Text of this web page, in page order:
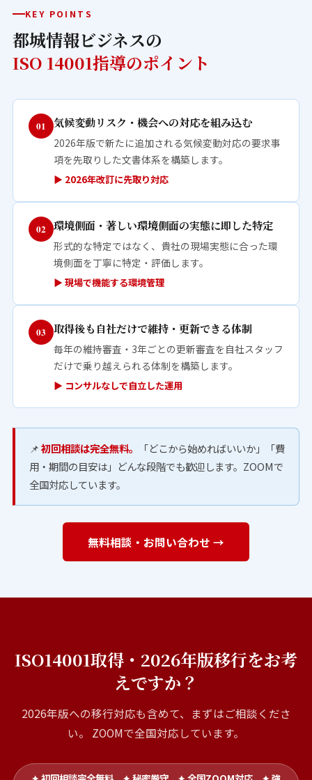
KEY POINTS
都城情報ビジネスの
ISO 14001指導のポイント
01 気候変動リスク・機会への対応を組み込む
2026年版で新たに追加される気候変動対応の要求事
項を先取りした文書体系を構築します。
▶ 2026年改訂に先取り対応
02 環境側面・著しい環境側面の実態に即した特定
形式的な特定ではなく、貴社の現場実態に合った環
境側面を丁寧に特定・評価します。
▶ 現場で機能する環境管理
03 取得後も自社だけで維持・更新できる体制
毎年の維持審査・3年ごとの更新審査を自社スタッフ
だけで乗り越えられる体制を構築します。
▶ コンサルなしで自立した運用
📌初回相談は完全無料。
「どこから始めればいいか」「費
用・期間の目安は」どんな段階でも歓迎します。ZOOMで
全国対応しています。
無料相談・お問い合わせ →
ISO14001取得・2026年版移行をお考
えですか？
2026年版への移行対応も含めて、まずはご相談くださ
い。 ZOOMで全国対応しています。